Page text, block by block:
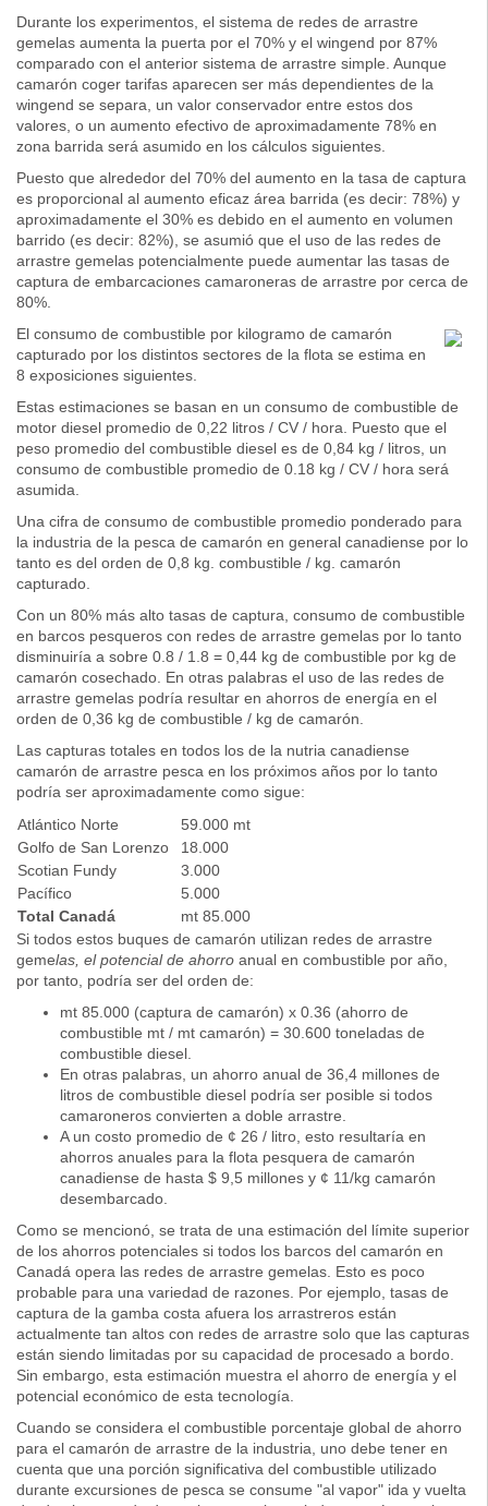
Durante los experimentos, el sistema de redes de arrastre
gemelas aumenta la puerta por el 70% y el wingend por 87%
comparado con el anterior sistema de arrastre simple. Aunque
camarón coger tarifas aparecen ser más dependientes de la
wingend se separa, un valor conservador entre estos dos
valores, o un aumento efectivo de aproximadamente 78% en
zona barrida será asumido en los cálculos siguientes.
Puesto que alrededor del 70% del aumento en la tasa de captura
es proporcional al aumento eficaz área barrida (es decir: 78%) y
aproximadamente el 30% es debido en el aumento en volumen
barrido (es decir: 82%), se asumió que el uso de las redes de
arrastre gemelas potencialmente puede aumentar las tasas de
captura de embarcaciones camaroneras de arrastre por cerca de
80%.
El consumo de combustible por kilogramo de camarón
capturado por los distintos sectores de la flota se estima en
8 exposiciones siguientes.
Estas estimaciones se basan en un consumo de combustible de
motor diesel promedio de 0,22 litros / CV / hora. Puesto que el
peso promedio del combustible diesel es de 0,84 kg / litros, un
consumo de combustible promedio de 0.18 kg / CV / hora será
asumida.
Una cifra de consumo de combustible promedio ponderado para
la industria de la pesca de camarón en general canadiense por lo
tanto es del orden de 0,8 kg. combustible / kg. camarón
capturado.
Con un 80% más alto tasas de captura, consumo de combustible
en barcos pesqueros con redes de arrastre gemelas por lo tanto
disminuiría a sobre 0.8 / 1.8 = 0,44 kg de combustible por kg de
camarón cosechado. En otras palabras el uso de las redes de
arrastre gemelas podría resultar en ahorros de energía en el
orden de 0,36 kg de combustible / kg de camarón.
Las capturas totales en todos los de la nutria canadiense
camarón de arrastre pesca en los próximos años por lo tanto
podría ser aproximadamente como sigue:
Atlántico Norte
59.000 mt
Golfo de San Lorenzo
18.000
Scotian Fundy
3.000
Pacífico
5.000
Total Canadá
mt 85.000
Si todos estos buques de camarón utilizan redes de arrastre
gemelas, el potencial de ahorro anual en combustible por año,
por tanto, podría ser del orden de:
mt 85.000 (captura de camarón) x 0.36 (ahorro de
combustible mt / mt camarón) = 30.600 toneladas de
combustible diesel.
En otras palabras, un ahorro anual de 36,4 millones de
litros de combustible diesel podría ser posible si todos
camaroneros convierten a doble arrastre.
A un costo promedio de ¢ 26 / litro, esto resultaría en
ahorros anuales para la flota pesquera de camarón
canadiense de hasta $ 9,5 millones y ¢ 11/kg camarón
desembarcado.
Como se mencionó, se trata de una estimación del límite superior
de los ahorros potenciales si todos los barcos del camarón en
Canadá opera las redes de arrastre gemelas. Esto es poco
probable para una variedad de razones. Por ejemplo, tasas de
captura de la gamba costa afuera los arrastreros están
actualmente tan altos con redes de arrastre solo que las capturas
están siendo limitadas por su capacidad de procesado a bordo.
Sin embargo, esta estimación muestra el ahorro de energía y el
potencial económico de esta tecnología.
Cuando se considera el combustible porcentaje global de ahorro
para el camarón de arrastre de la industria, uno debe tener en
cuenta que una porción significativa del combustible utilizado
durante excursiones de pesca se consume "al vapor" ida y vuelta